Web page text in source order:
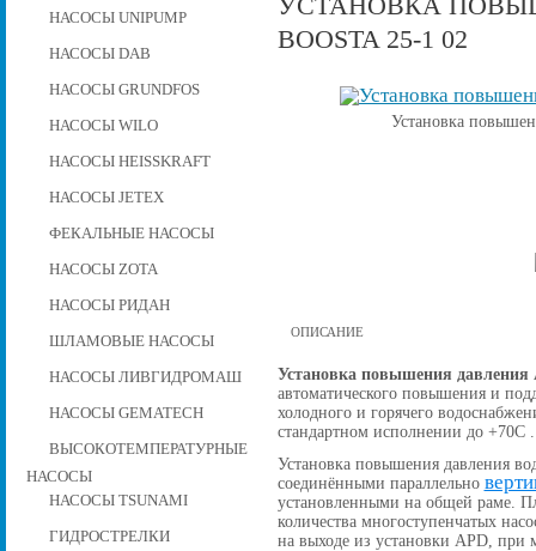
НАСОСЫ UNIPUMP
НАСОСЫ DAB
НАСОСЫ GRUNDFOS
НАСОСЫ WILO
НАСОСЫ HEISSKRAFT
НАСОСЫ JETEX
ФЕКАЛЬНЫЕ НАСОСЫ
НАСОСЫ ZOTA
НАСОСЫ РИДАН
ШЛАМОВЫЕ НАСОСЫ
НАСОСЫ ЛИВГИДРОМАШ
НАСОСЫ GEMATECH
ВЫСОКОТЕМПЕРАТУРНЫЕ
НАСОСЫ
НАСОСЫ TSUNAMI
ГИДРОСТРЕЛКИ
BOOSTA 25-1 02
Установка
ОПИСАНИЕ
Установка повышения давления
автоматического повышения и
холодного и горячего
стандартном исполнении до +70С .
Установка повышения давления
соединёнными параллельно
установленными на общей раме.
количества многоступенчатых
на выходе из установки APD,